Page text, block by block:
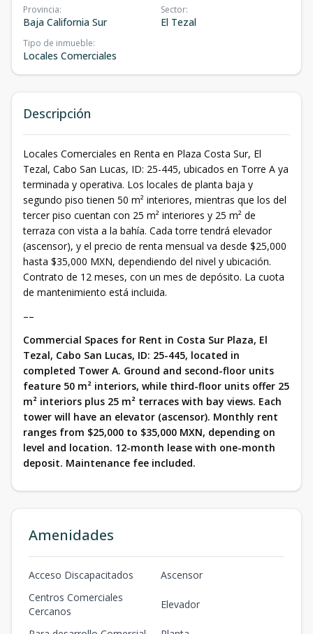
Provincia:
Baja California Sur
Sector:
El Tezal
Tipo de inmueble:
Locales Comerciales
Descripción
Locales Comerciales en Renta en Plaza Costa Sur, El
Tezal, Cabo San Lucas, ID: 25-445, ubicados en Torre A ya
terminada y operativa. Los locales de planta baja y
segundo piso tienen 50 m² interiores, mientras que los del
tercer piso cuentan con 25 m² interiores y 25 m² de
terraza con vista a la bahía. Cada torre tendrá elevador
(ascensor), y el precio de renta mensual va desde $25,000
hasta $35,000 MXN, dependiendo del nivel y ubicación.
Contrato de 12 meses, con un mes de depósito. La cuota
de mantenimiento está incluida.
––
Commercial Spaces for Rent in Costa Sur Plaza, El
Tezal, Cabo San Lucas, ID: 25-445, located in
completed Tower A. Ground and second-floor units
feature 50 m² interiors, while third-floor units offer 25
m² interiors plus 25 m² terraces with bay views. Each
tower will have an elevator (ascensor). Monthly rent
ranges from $25,000 to $35,000 MXN, depending on
level and location. 12-month lease with one-month
deposit. Maintenance fee included.
Amenidades
Acceso Discapacitados
Ascensor
Centros Comerciales
Cercanos
Elevador